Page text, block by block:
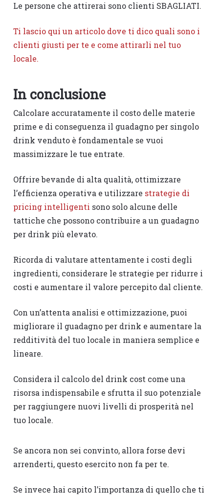
Le persone che attirerai sono clienti SBAGLIATI.
Ti lascio qui un articolo dove ti dico quali sono i
clienti giusti per te e come attirarli nel tuo
locale.
In conclusione
Calcolare accuratamente il costo delle materie
prime e di conseguenza il guadagno per singolo
drink venduto è fondamentale se vuoi
massimizzare le tue entrate.
Offrire bevande di alta qualità, ottimizzare
l’efficienza operativa e utilizzare strategie di
pricing intelligenti sono solo alcune delle
tattiche che possono contribuire a un guadagno
per drink più elevato.
Ricorda di valutare attentamente i costi degli
ingredienti, considerare le strategie per ridurre i
costi e aumentare il valore percepito dal cliente.
Con un’attenta analisi e ottimizzazione, puoi
migliorare il guadagno per drink e aumentare la
redditività del tuo locale in maniera semplice e
lineare.
Considera il calcolo del drink cost come una
risorsa indispensabile e sfrutta il suo potenziale
per raggiungere nuovi livelli di prosperità nel
tuo locale.
Se ancora non sei convinto, allora forse devi
arrenderti, questo esercito non fa per te.
Se invece hai capito l’importanza di quello che ti